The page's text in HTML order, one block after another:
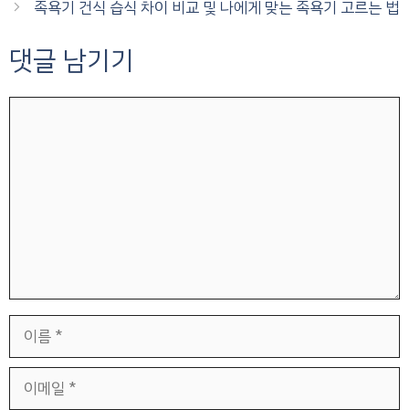
족욕기 건식 습식 차이 비교 및 나에게 맞는 족욕기 고르는 법
댓글 남기기